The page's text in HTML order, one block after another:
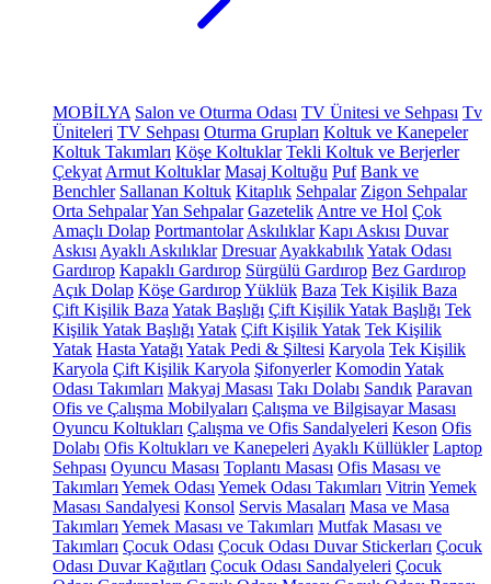
MOBİLYA Salon ve Oturma Odası TV Ünitesi ve Sehpası Tv
Üniteleri TV Sehpası Oturma Grupları Koltuk ve Kanepeler
Koltuk Takımları Köşe Koltuklar Tekli Koltuk ve Berjerler
Çekyat Armut Koltuklar Masaj Koltuğu Puf Bank ve
Benchler Sallanan Koltuk Kitaplık Sehpalar Zigon Sehpalar
Orta SehpalarYan Sehpalar Gazetelik Antre ve Hol Çok
Amaçlı Dolap Portmantolar Askılıklar Kapı Askısı Duvar
Askısı Ayaklı Askılıklar Dresuar AyakkabılıkYatak Odası
Gardırop Kapaklı Gardırop Sürgülü Gardırop Bez Gardırop
Açık Dolap Köşe GardıropYüklük Baza Tek Kişilik Baza
Çift Kişilik Baza Yatak Başlığı Çift Kişilik Yatak Başlığı Tek
Kişilik Yatak Başlığı Yatak Çift Kişilik Yatak Tek Kişilik
Yatak Hasta Yatağı Yatak Pedi & Şiltesi Karyola Tek Kişilik
Karyola Çift Kişilik Karyola Şifonyerler Komodin Yatak
Odası Takımları Makyaj Masası Takı Dolabı Sandık Paravan
Ofis ve Çalışma Mobilyaları Çalışma ve Bilgisayar Masası
Oyuncu Koltukları Çalışma ve Ofis Sandalyeleri Keson Ofis
Dolabı Ofis Koltukları ve Kanepeleri Ayaklı Küllükler Laptop
Sehpası Oyuncu Masası Toplantı Masası Ofis Masası ve
Takımları Yemek Odası Yemek Odası Takımları Vitrin Yemek
Masası Sandalyesi Konsol Servis Masaları Masa ve Masa
Takımları Yemek Masası ve Takımları Mutfak Masası ve
Takımları Çocuk Odası Çocuk Odası Duvar Stickerları Çocuk
Odası Duvar Kağıtları Çocuk Odası Sandalyeleri Çocuk